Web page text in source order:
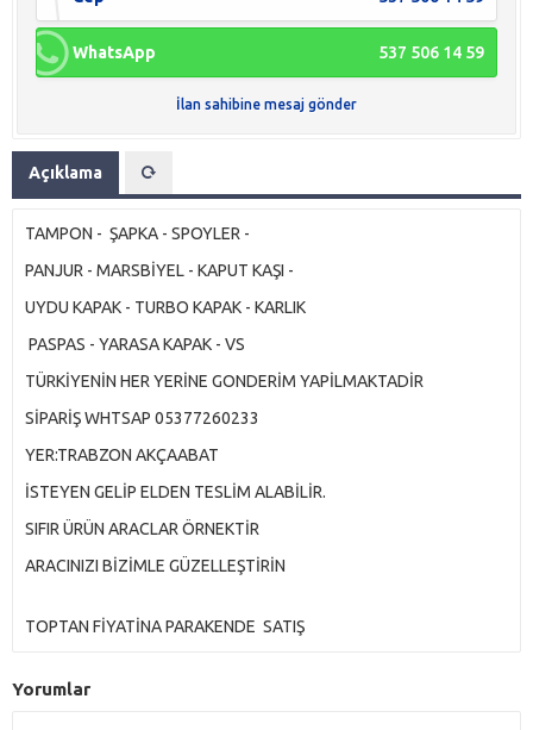
WhatsApp 537 506 14 59
İlan sahibine mesaj gönder
Açıklama
TAMPON - ŞAPKA - SPOYLER -
PANJUR - MARSBİYEL - KAPUT KAŞI -
UYDU KAPAK - TURBO KAPAK - KARLIK
PASPAS - YARASA KAPAK - VS
TÜRKİYENİN HER YERİNE GONDERİM YAPİLMAKTADİR
SİPARİŞ WHTSAP 05377260233
YER:TRABZON AKÇAABAT
İSTEYEN GELİP ELDEN TESLİM ALABİLİR.
SIFIR ÜRÜN ARACLAR ÖRNEKTİR
ARACINIZI BİZİMLE GÜZELLEŞTİRİN
TOPTAN FİYATİNA PARAKENDE SATIŞ
Yorumlar